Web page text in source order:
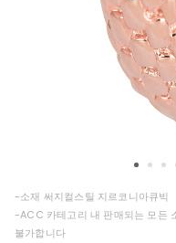
-소재 써지컬스틸 지르코니아큐빅
-ACC 카테고리 내 판매되는 모든
불가합니다